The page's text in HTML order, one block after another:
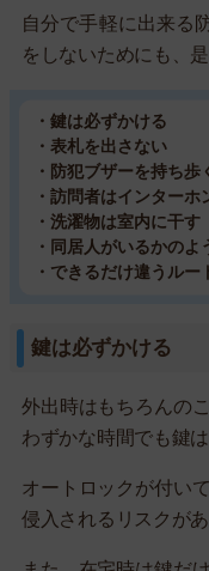
自分で手軽に出来る
をしないためにも、
・鍵は必ずかける
・表札を出さない
・防犯ブザーを持ち歩
・訪問者はインター
・洗濯物は室内に干す
・同居人がいるかのよ
・できるだけ違うルー
鍵は必ずかける
外出時はもちろんの
わずかな時間でも鍵
オートロックが付い
侵入されるリスクが